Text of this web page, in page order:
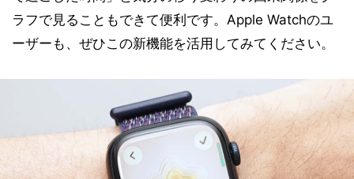
ラフで見ることもできて便利です。Apple Watchのユ
ーザーも、ぜひこの新機能を活用してみてください。